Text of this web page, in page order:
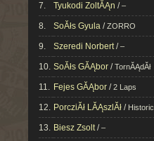
7. Tyukodi ZoltĂĄn /–
8. SoĂłs Gyula /ZORRO
9. Szeredi Norbert/–
10. SoĂłs GĂĄbor /TornĂĄdĂł
11. Fejes GĂĄbor /2 Laps
12. PorcziĂł LĂĄszlĂł / Historic
13. Biesz Zsolt/–